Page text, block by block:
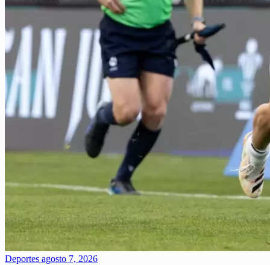
Deportes agosto 7, 2026